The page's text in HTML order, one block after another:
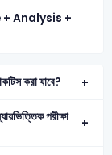
Analysis +
করা যাবে?
পরীক্ষা